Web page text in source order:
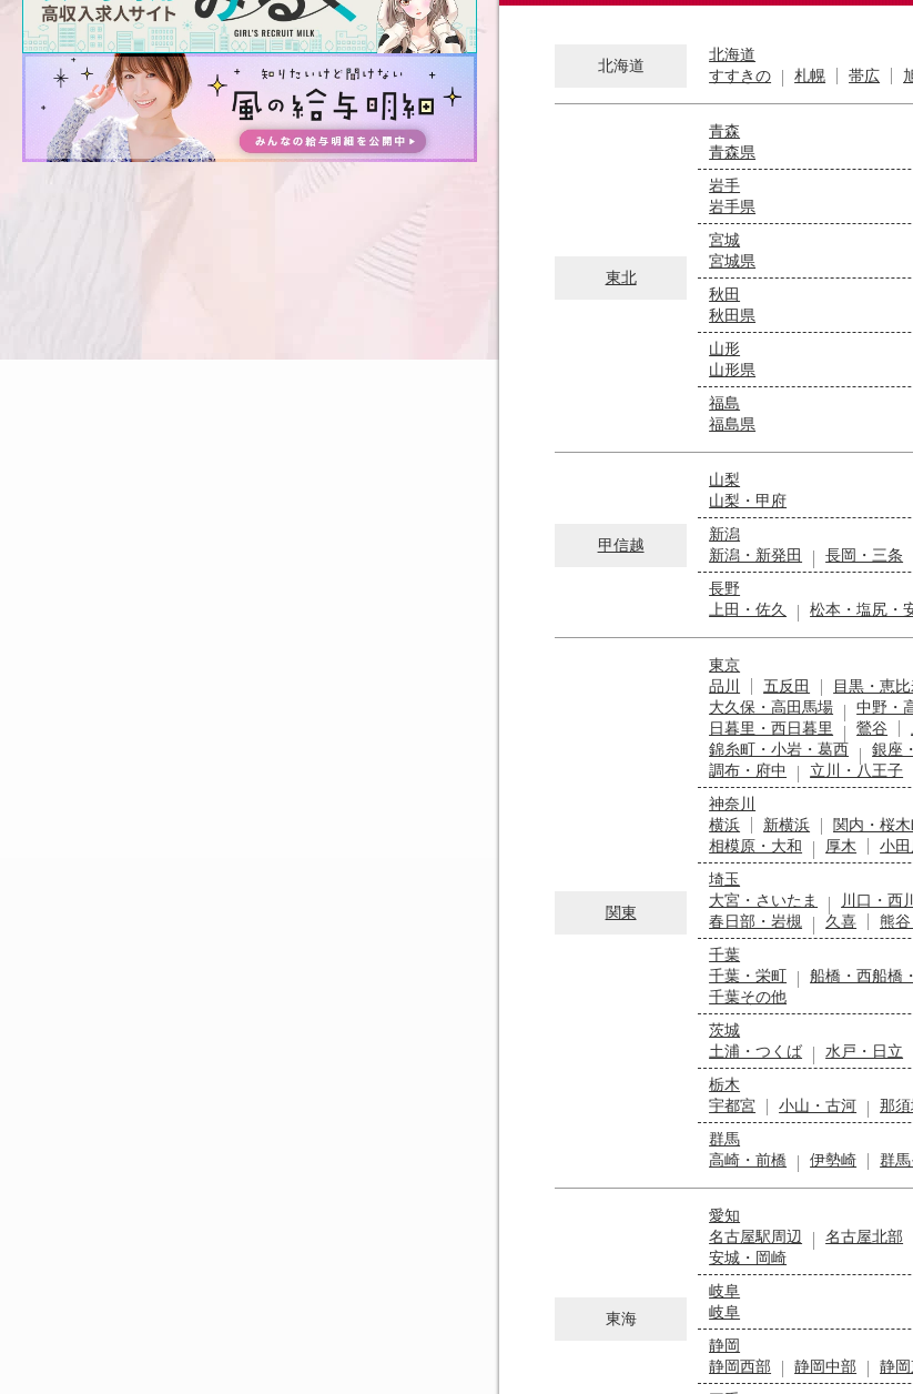
北海道
北海道
すすきの
札幌 帯広
東北
青森
青森県
岩手
岩手県
宮城
宮城県
秋田
秋田県
山形
山形県
福島
福島県
甲信越
山梨
山梨・甲府
新潟
新潟・新発田
長岡・三条
長野
上田・佐久
松本・塩尻・
関東
東京
品川
五反田 目黒・恵
大久保・高田馬場
中野・
日暮里・西日暮里
鶯谷
錦糸町・小岩・葛西
銀座
調布・府中
立川・八王子
神奈川
横浜
新横浜 関内・桜
相模原・大和
厚木 小
埼玉
大宮・さいたま
川口・西
春日部・岩槻
久喜 熊
千葉
千葉・栄町
船橋・西船橋
千葉その他
茨城
土浦・つくば
水戸・日立
栃木
宇都宮
小山・古河 那
群馬
高崎・前橋
伊勢崎 群
東海
愛知
名古屋駅周辺
名古屋北部
安城・岡崎
岐阜
岐阜
静岡
静岡西部
静岡中部
静